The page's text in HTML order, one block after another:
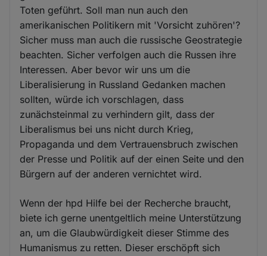
Toten geführt. Soll man nun auch den
amerikanischen Politikern mit 'Vorsicht zuhören'?
Sicher muss man auch die russische Geostrategie
beachten. Sicher verfolgen auch die Russen ihre
Interessen. Aber bevor wir uns um die
Liberalisierung in Russland Gedanken machen
sollten, würde ich vorschlagen, dass
zunächsteinmal zu verhindern gilt, dass der
Liberalismus bei uns nicht durch Krieg,
Propaganda und dem Vertrauensbruch zwischen
der Presse und Politik auf der einen Seite und den
Bürgern auf der anderen vernichtet wird.
Wenn der hpd Hilfe bei der Recherche braucht,
biete ich gerne unentgeltlich meine Unterstützung
an, um die Glaubwürdigkeit dieser Stimme des
Humanismus zu retten. Dieser erschöpft sich